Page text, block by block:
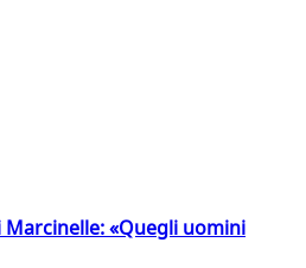
«Quegli uomini